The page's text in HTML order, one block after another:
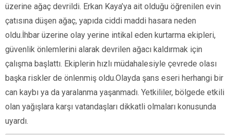
üzerine ağaç devrildi. Erkan Kaya’ya ait olduğu öğrenilen evin
çatısına düşen ağaç, yapıda ciddi maddi hasara neden
oldu.İhbar üzerine olay yerine intikal eden kurtarma ekipleri,
güvenlik önlemlerini alarak devrilen ağacı kaldırmak için
çalışma başlattı. Ekiplerin hızlı müdahalesiyle çevrede olası
başka riskler de önlenmiş oldu.Olayda şans eseri herhangi bir
can kaybı ya da yaralanma yaşanmadı. Yetkililer, bölgede etkili
olan yağışlara karşı vatandaşları dikkatli olmaları konusunda
uyardı.